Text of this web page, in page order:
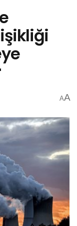
AA